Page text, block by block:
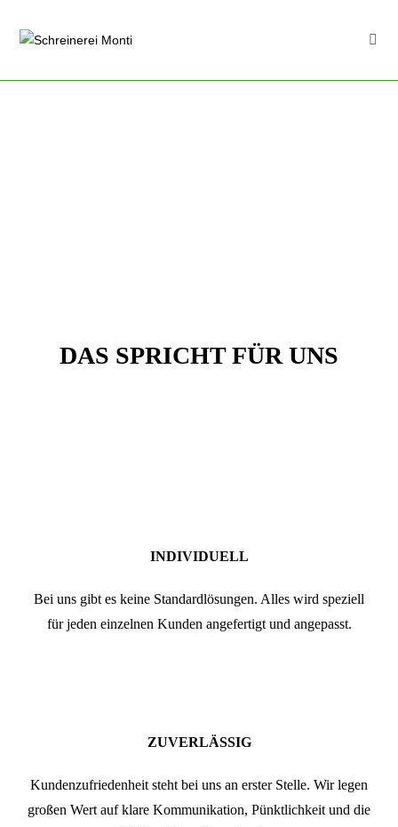
DAS SPRICHT FÜR UNS
INDIVIDUELL
Bei uns gibt es keine Standardlösungen. Alles wird speziell
für jeden einzelnen Kunden angefertigt und angepasst.
ZUVERLÄSSIG
Kundenzufriedenheit steht bei uns an erster Stelle. Wir legen
großen Wert auf klare Kommunikation, Pünktlichkeit und die